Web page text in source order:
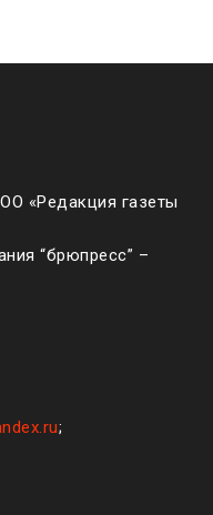
«Редакция газеты
“брюпресс” –
;